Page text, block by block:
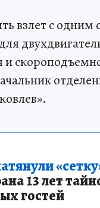
взлет с
13 лет
гостей